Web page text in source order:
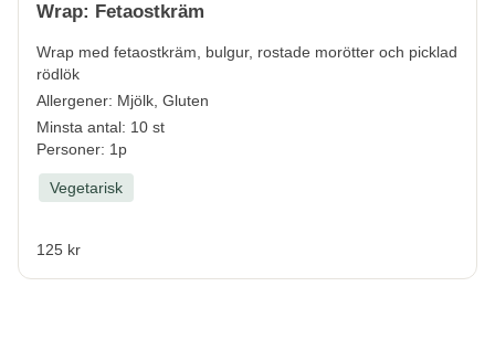
Wrap: Fetaostkräm
Wrap med fetaostkräm, bulgur, rostade morötter och picklad
rödlök
Allergener: Mjölk, Gluten
Minsta antal: 10 st
Personer: 1p
Vegetarisk
125 kr